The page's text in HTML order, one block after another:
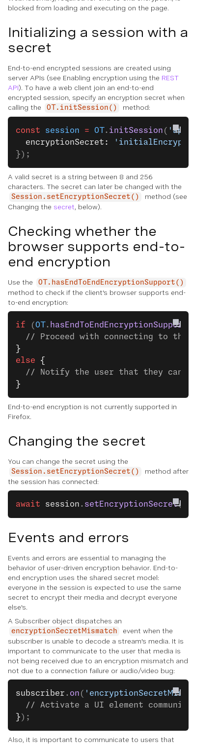
blocked from loading and executing on the page.
Initializing a session with a
secret
End-to-end encrypted sessions are created using
server APIs (see Enabling encryption using the REST
API). To have a web client join an end-to-end
encrypted session, specify an encryption secret when
calling the
OT.initSession() method:
const session = OT. initSession ( 'api-key'
  encryptionSecret:
});
A valid secret is a string between 8 and 256
characters. The secret can later be changed with the
Session.setEncryptionSecret()
method (see
Changing the secret, below).
Checking whether the
browser supports end-to-
end encryption
Use the OT.hasEndToEndEncryptionSupport()
method to check if the client's browser supports end-
to-end encryption:
if (OT. hasEndToEndEncryptionSupport
// Proceed with connecting to the
}
else {
// Notify the user that they cannot
}
End-to-end encryption is not currently supported in
Firefox.
Changing the secret
You can change the secret using the
Session.setEncryptionSecret()
method after
the session has connected:
await session . setEncryptionSecret(
Events and errors
Events and errors are essential to managing the
behavior of user-driven encryption behavior. End-to-
end encryption uses the shared secret model:
everyone in the session is expected to use the same
secret to encrypt their media and decrypt everyone
else's.
A Subscriber object dispatches an
encryptionSecretMismatch
event when the
subscriber is unable to decode a stream's media. It is
important to communicate to the user that media is
not being received due to an encryption mismatch and
not due to a connection failure or audio/video bug:
subscriber . on ( 'encryptionSecretMismatch'
// Activate a UI element communicating
} );
Also, it is important to communicate to users that